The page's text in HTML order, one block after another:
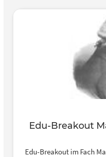
Edu-Breakout
Edu-Breakout im Fach